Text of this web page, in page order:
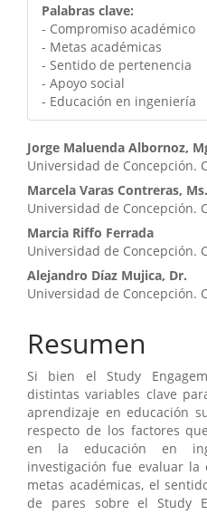
Palabras clave:
- Compromiso académico
- Metas académicas
- Sentido de pertenencia
- Apoyo social
- Educación en ingeniería
Contenido
principal
del
artículo
Jorge Maluenda Albornoz,
Universidad de Concepción.
Marcela Varas Contreras, Ms.
Universidad de Concepción.
Marcia Riffo Ferrada
Universidad de Concepción.
Alejandro Díaz Mujica, Dr.
Universidad de Concepción.
Resumen
Si bien el Study
distintas variables clave
aprendizaje en educación
respecto de los factores
en la educación en
investigación fue evaluar
metas académicas, el
de pares sobre el Study